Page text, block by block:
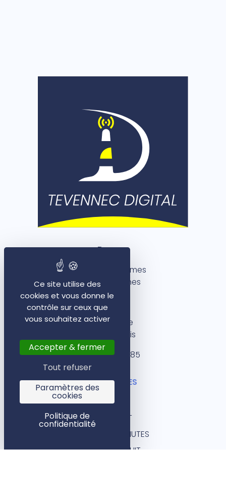
Rennes
5 rue des Dames
35000 Rennes
Paris
1 rue Bleue
75009 Paris
09 72 42 51 85
LIENS UTILES
BLOG
CONTACT
DEVIS EN 3 MINUTES
AUDIT GRATUIT
Ce site utilise des
cookies et vous donne le
contrôle sur ceux que
vous souhaitez activer
Accepter & fermer
Tout refuser
Paramètres des
cookies
Politique de
confidentialité